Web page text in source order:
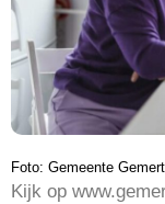
Foto: Gemeente
Kijk op